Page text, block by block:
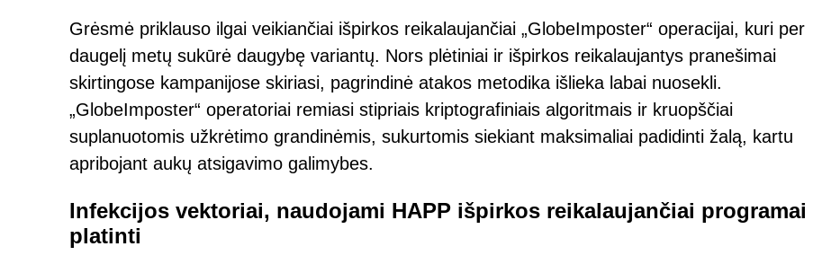
Grėsmė priklauso ilgai veikiančiai išpirkos reikalaujančiai „GlobeImposter“ operacijai, kuri per
daugelį metų sukūrė daugybę variantų. Nors plėtiniai ir išpirkos reikalaujantys pranešimai
skirtingose kampanijose skiriasi, pagrindinė atakos metodika išlieka labai nuosekli.
„GlobeImposter“ operatoriai remiasi stipriais kriptografiniais algoritmais ir kruopščiai
suplanuotomis užkrėtimo grandinėmis, sukurtomis siekiant maksimaliai padidinti žalą, kartu
apribojant aukų atsigavimo galimybes.
Infekcijos vektoriai, naudojami HAPP išpirkos reikalaujančiai programai
platinti